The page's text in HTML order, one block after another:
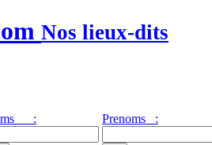
Nos lieux-dits
: Prenoms :